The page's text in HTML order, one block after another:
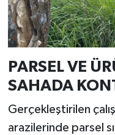
PARSEL VE
SAHADA
Gerçekleştirilen
arazilerinde parsel
Simav
Spor
Tavşanlı